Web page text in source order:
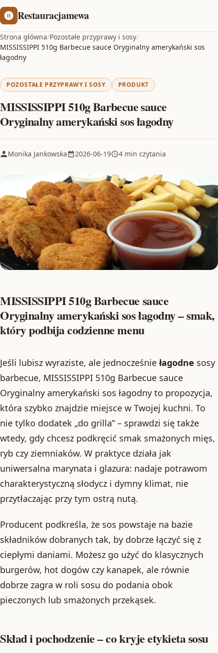
Restauracjamewa
Strona główna/Pozostałe przyprawy i sosy/
MISSISSIPPI 510g Barbecue sauce Oryginalny amerykański sos
łagodny
POZOSTAŁE PRZYPRAWY I SOSY PRODUKT
MISSISSIPPI 510g Barbecue sauce
Oryginalny amerykański sos łagodny
Monika Jankowska 2026-06-19 4 min czytania
MISSISSIPPI 510g Barbecue sauce
Oryginalny amerykański sos łagodny – smak,
który podbija codzienne menu
Jeśli lubisz wyraziste, ale jednocześnie łagodne sosy
barbecue, MISSISSIPPI 510g Barbecue sauce
Oryginalny amerykański sos łagodny to propozycja,
która szybko znajdzie miejsce w Twojej kuchni. To
nie tylko dodatek „do grilla” – sprawdzi się także
wtedy, gdy chcesz podkręcić smak smażonych mięs,
ryb czy ziemniaków. W praktyce działa jak
uniwersalna marynata i glazura: nadaje potrawom
charakterystyczną słodycz i dymny klimat, nie
przytłaczając przy tym ostrą nutą.
Producent podkreśla, że sos powstaje na bazie
składników dobranych tak, by dobrze łączyć się z
ciepłymi daniami. Możesz go użyć do klasycznych
burgerów, hot dogów czy kanapek, ale równie
dobrze zagra w roli sosu do podania obok
pieczonych lub smażonych przekąsek.
Skład i pochodzenie – co kryje etykieta sosu